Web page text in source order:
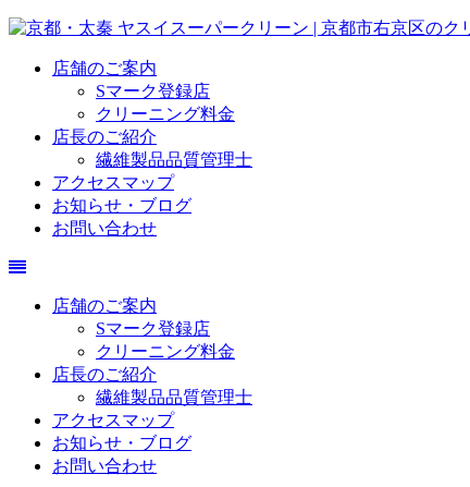
店舗のご案内
Sマーク登録店
クリーニング料金
店長のご紹介
繊維製品品質管理士
アクセスマップ
お知らせ・ブログ
お問い合わせ
店舗のご案内
Sマーク登録店
クリーニング料金
店長のご紹介
繊維製品品質管理士
アクセスマップ
お知らせ・ブログ
お問い合わせ